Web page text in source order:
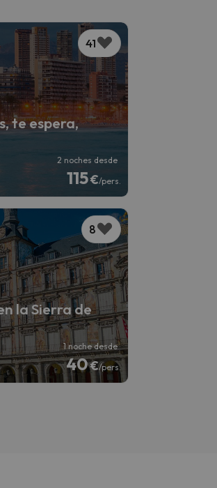
41
te espera,
2 noches desde
115€/pers.
8
la Sierra de
1 noche desde
40€/pers.